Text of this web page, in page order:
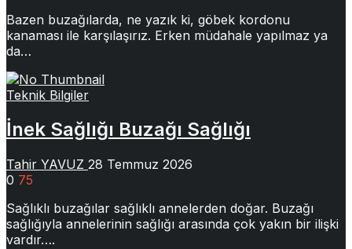
Bazen buzağılarda, ne yazık ki, göbek kordonu
kanaması ile karşılaşırız. Erken müdahale yapılmaz ya
da…
Teknik Bilgiler
İnek Sağlığı Buzağı Sağlığı
Tahir YAVUZ 28 Temmuz 2026
0 75
Sağlıklı buzağılar sağlıklı annelerden doğar. Buzağı
sağlığıyla annelerinin sağlığı arasında çok yakın bir ilişki
vardır….